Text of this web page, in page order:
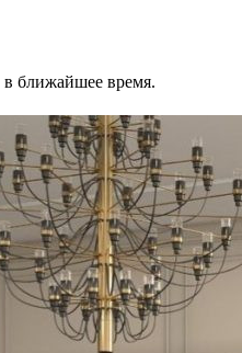
ближайшее время.